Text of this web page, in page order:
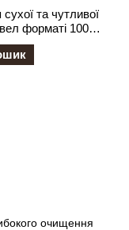
та чутливої
форматі 100